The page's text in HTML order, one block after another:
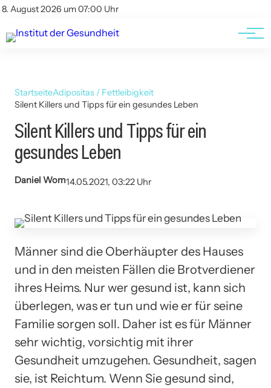
8. August 2026 um 07:00 Uhr
Kontakt
Kontakt
AGBs
StartseiteAdipositas / Fettleibigkeit
Silent Killers und Tipps für ein gesundes Leben
Silent Killers und Tipps für ein
gesundes Leben
Daniel Wom14.05.2021, 03:22 Uhr
Männer sind die Oberhäupter des Hauses
und in den meisten Fällen die Brotverdiener
ihres Heims. Nur wer gesund ist, kann sich
überlegen, was er tun und wie er für seine
Familie sorgen soll. Daher ist es für Männer
sehr wichtig, vorsichtig mit ihrer
Gesundheit umzugehen. Gesundheit, sagen
sie, ist Reichtum. Wenn Sie gesund sind,